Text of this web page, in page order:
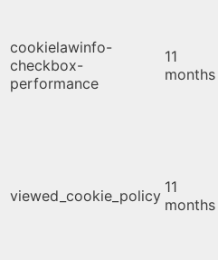
cookielawinfo-
checkbox-
performance
11
months
viewed_cookie_policy 11
months